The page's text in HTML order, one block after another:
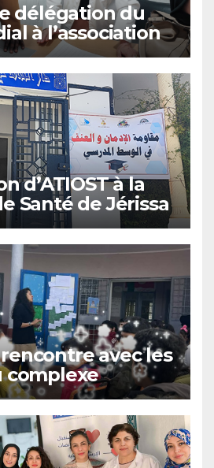
délégation du
à l’association
mai 2026
d’ATIOST à la
Santé de Jérissa
2026
avec les
complexe
Sidi Thabet